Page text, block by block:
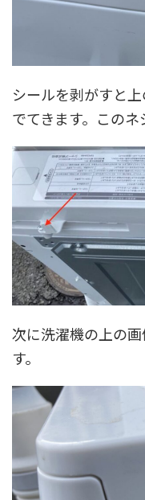
シールを剥がすと
でてきます。このネ
次に洗濯機の上の
す。